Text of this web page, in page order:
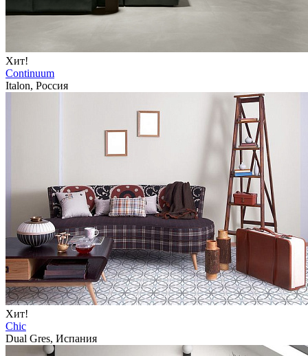
Хит!
Continuum
Italon, Россия
Хит!
Chic
Dual Gres, Испания